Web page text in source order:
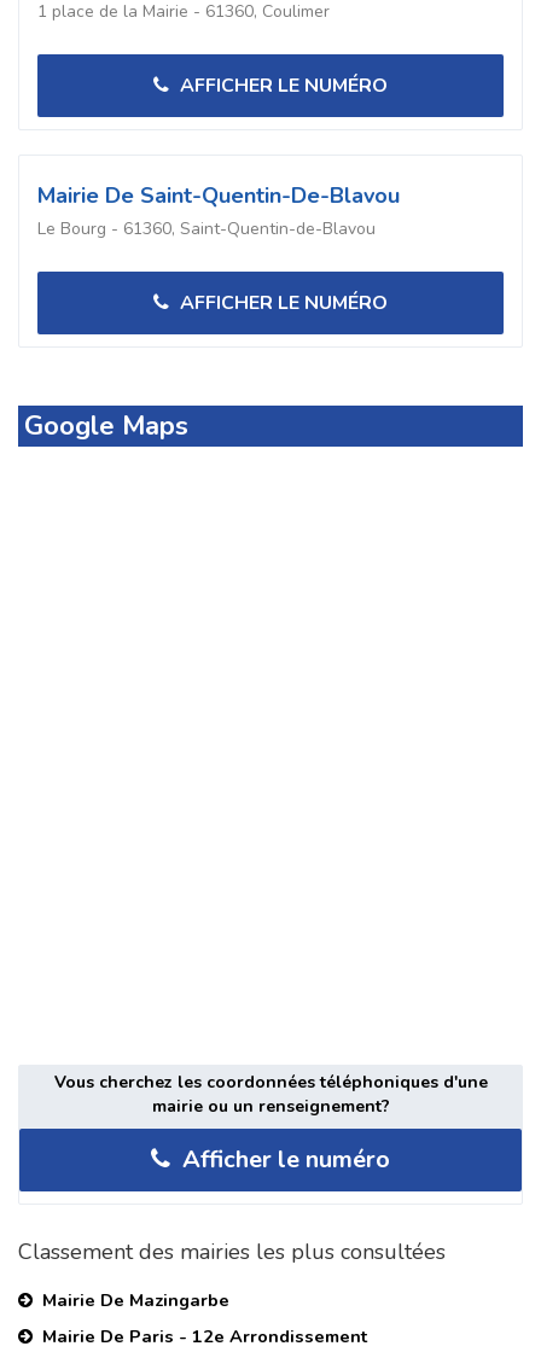
1 place de la Mairie - 61360, Coulimer
AFFICHER LE NUMÉRO
Mairie De Saint-Quentin-De-Blavou
Le Bourg - 61360, Saint-Quentin-de-Blavou
AFFICHER LE NUMÉRO
Google Maps
Vous cherchez les coordonnées téléphoniques d'une
mairie ou un renseignement?
Afficher le numéro
Classement des mairies les plus consultées
Mairie De Mazingarbe
Mairie De Paris - 12e Arrondissement